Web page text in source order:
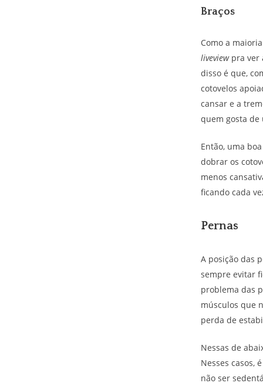
Braços
Como a
liveviewpra ver
disso é que,
cotovelos
cansar e a
quem gosta de
Então, uma
dobrar os
menos
ficando cada
Pernas
A posição das
sempre evitar
problema das
músculos que
perda de
Nessas de
Nesses casos,
não ser